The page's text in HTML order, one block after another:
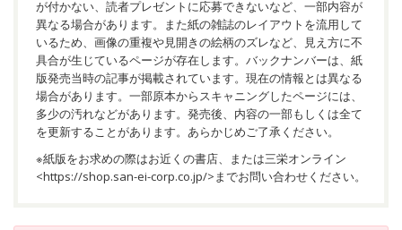
が付かない、読者プレゼントに応募できないなど、一部内容が
異なる場合があります。また紙の雑誌のレイアウトを流用して
いるため、画像の重複や見開きの絵柄のズレなど、見え方に不
具合が生じているページが存在します。バックナンバーは、紙
版発売当時の記事が掲載されています。現在の情報とは異なる
場合があります。一部原本からスキャニングしたページには、
多少の汚れなどがあります。発売後、内容の一部もしくは全て
を更新することがあります。あらかじめご了承ください。
※紙版をお求めの際はお近くの書店、または三栄オンライン
<https://shop.san-ei-corp.co.jp/>までお問い合わせください。